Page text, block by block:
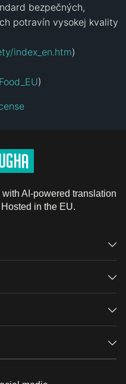
bezpečných,
potravín vysokej kvality
index_en.htm)
)
AI-powered translation
in the EU.